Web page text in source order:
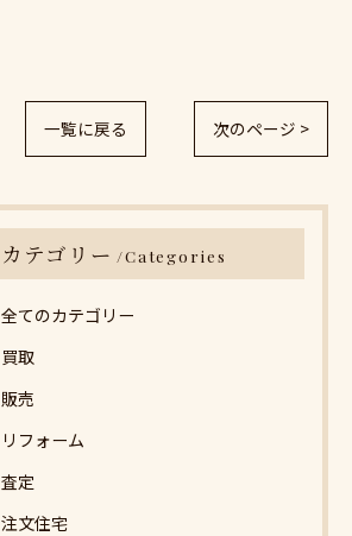
一覧に戻る 次のページ >
カテゴリー Categories
全てのカテゴリー
買取
販売
リフォーム
査定
注文住宅